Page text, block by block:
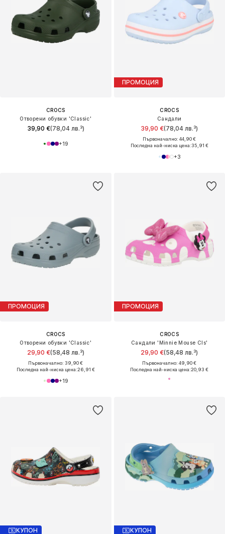
CROCS
Отворени обувки 'Classic'
39,90 €(78,04 лв.³)
+19
ПРОМОЦИЯ
CROCS
Сандали
39,90 €(78,04 лв.³)
Първоначално: 44,90 €
Последна най-ниска цена:35,91 €
+3
ПРОМОЦИЯ
CROCS
Отворени обувки 'Classic'
29,90 €(58,48 лв.³)
Първоначално: 39,90 €
Последна най-ниска цена:26,91 €
+19
ПРОМОЦИЯ
CROCS
Сандали 'Minnie Mouse Cls'
29,90 €(58,48 лв.³)
Първоначално: 49,90 €
Последна най-ниска цена:20,93 €
КУПОН КУПОН